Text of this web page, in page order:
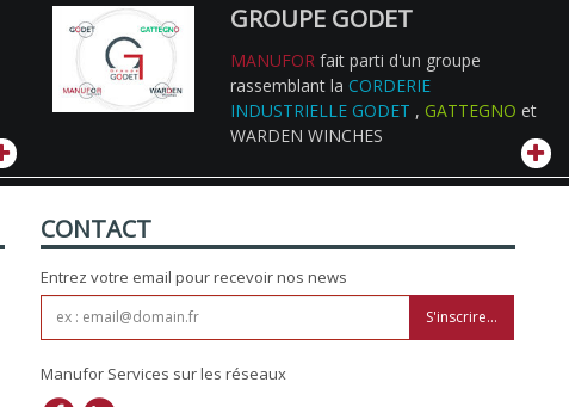
GROUPE GODET
MANUFOR fait parti d'un groupe
rassemblant la CORDERIE
INDUSTRIELLE GODET , GATTEGNO et
WARDEN WINCHES
CONTACT
Entrez votre email pour recevoir nos news
S'inscrire...
Manufor Services sur les réseaux